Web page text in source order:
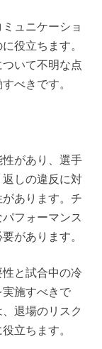
ュニケーショ
役立ちます。
いて不明な点
べきです。
があり、選手
しの違反に対
あります。チ
フォーマンス
があります。
と試合中の冷
施すべきで
退場のリスク
立ちます。